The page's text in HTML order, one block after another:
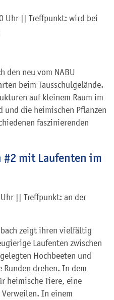
Uhr || Treffpunkt: wird bei
den neu vom NABU
beim Tausschulgelände.
auf kleinem Raum im
und die heimischen Pflanzen
faszinierenden
mit Laufenten im
|| Treffpunkt: an der
zeigt ihren vielfältig
Laufenten zwischen
Hochbeeten und
drehen. In dem
heimische Tiere, eine
In einem